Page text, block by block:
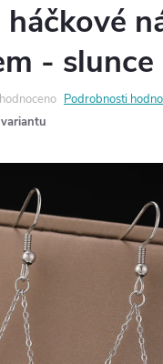
- slunce
Podrobnosti